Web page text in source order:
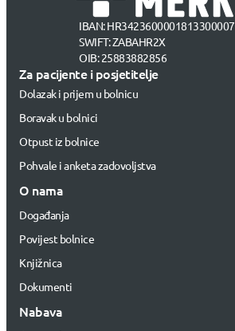
IBAN: HR3423600001813300007
SWIFT: ZABAHR2X
OIB: 25883882856
Za pacijente i posjetitelje
Dolazak i prijem u bolnicu
Boravak u bolnici
Otpust iz bolnice
Pohvale i anketa zadovoljstva
O nama
Događanja
Povijest bolnice
Knjižnica
Dokumenti
Nabava